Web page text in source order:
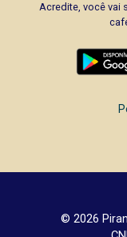
Acredite, você vai
© 2026